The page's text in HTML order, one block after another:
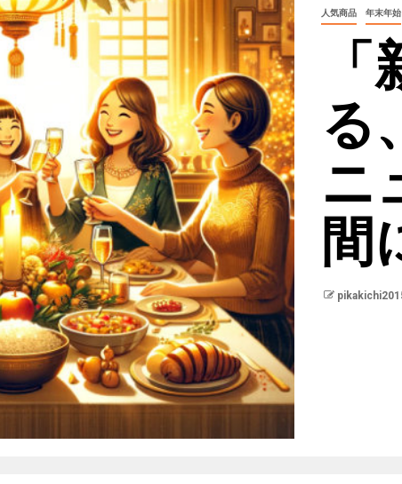
人気商品 年末年始
る
ニ
間